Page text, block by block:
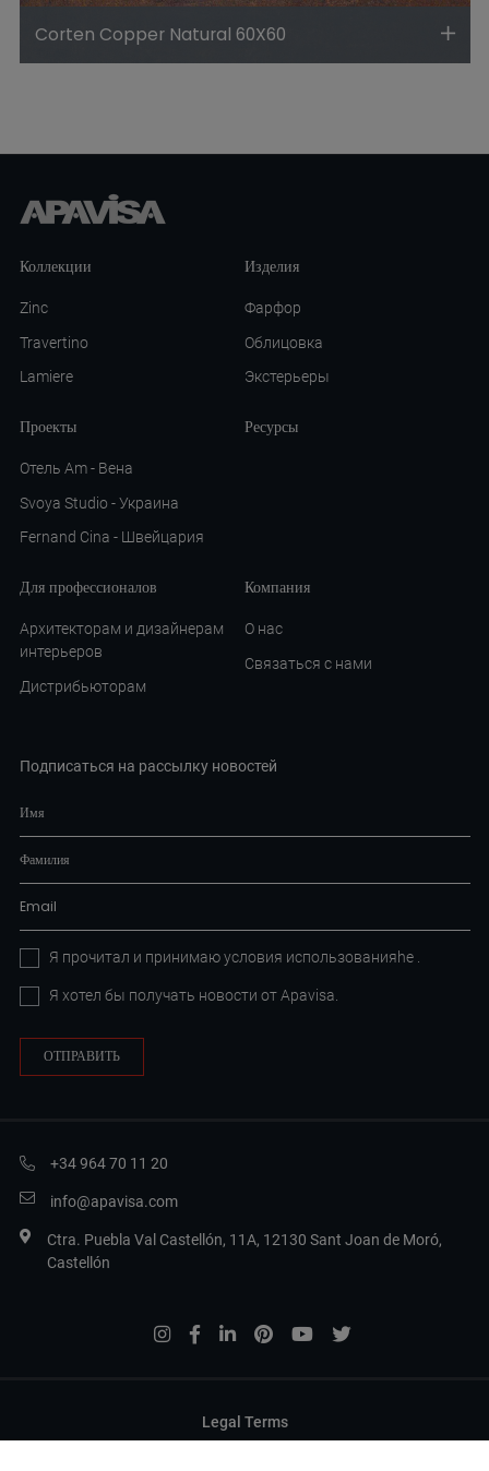
Corten Copper Natural 60X60
Коллекции
Zinc
Travertino
Lamiere
Изделия
Фарфор
Облицовка
Экстерьеры
Проекты
Отель Am - Вена
Svoya Studio - Украина
Fernand Cina - Швейцария
Ресурсы
Для профессионалов
Архитекторам и дизайнерам
интерьеров
Дистрибьюторам
Компания
О нас
Связаться с нами
Подписаться на рассылку новостей
Я прочитал и принимаю условия использованияhe
Я хотел бы получать новости от Apavisa.
+34 964 70 11 20
info@apavisa.com
Ctra. Puebla Val Castellón, 11A, 12130 Sant Joan de Moró,
Castellón
Legal Terms